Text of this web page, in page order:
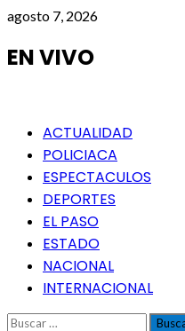
Saltar
contenido
agosto 7, 2026
EN VIVO
Menú
principal
ACTUALIDAD
POLICIACA
ESPECTACULOS
DEPORTES
EL PASO
ESTADO
NACIONAL
INTERNACIONAL
Buscar: